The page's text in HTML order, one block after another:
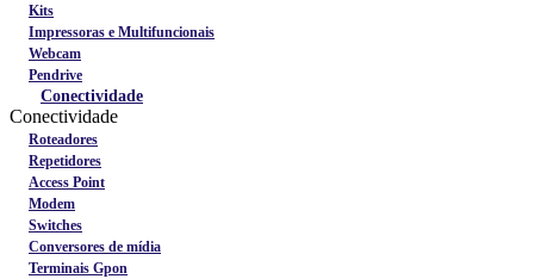
Kits
Impressoras e Multifuncionais
Webcam
Pendrive
Conectividade
Conectividade
Roteadores
Repetidores
Access Point
Modem
Switches
Conversores de mídia
Terminais Gpon